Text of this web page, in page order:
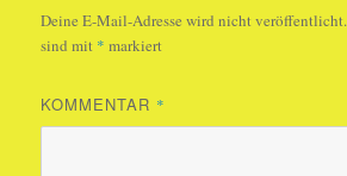
Deine E-Mail-Adresse wird nicht veröffentlicht.
sind mit * markiert
KOMMENTAR *